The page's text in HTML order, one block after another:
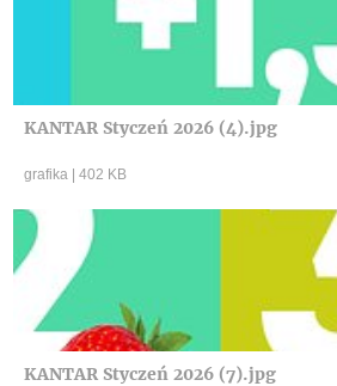
KANTAR Styczeń 2026 (4).jpg
grafika | 402 KB
KANTAR Styczeń 2026 (7).jpg